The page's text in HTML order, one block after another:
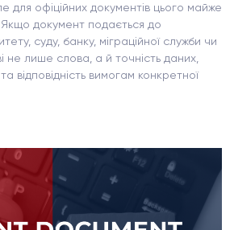
для офіційних документів цього майже
документ подається до
суду, банку, міграційної служби чи
не лише слова, а й точність даних,
відповідність вимогам конкретної